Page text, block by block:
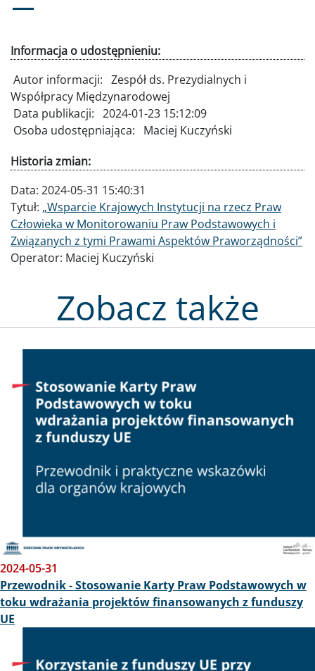
Informacja o udostępnieniu:
Autor informacji: Zespół ds. Prezydialnych i
Współpracy Międzynarodowej
Data publikacji: 2024-01-23 15:12:09
Osoba udostępniająca:
Maciej Kuczyński
Historia zmian:
Data: 2024-05-31 15:40:31
Tytuł: „Wsparcie Krajowych Instytucji na rzecz Praw
Człowieka w Monitorowaniu Praw Podstawowych i
Związanych z tymi Prawami Aspektów Praworządności”
Operator: Maciej Kuczyński
Zobacz także
2024-05-31
Przewodnik - Stosowanie Karty Praw Podstawowych w
toku wdrażania projektów finansowanych z funduszy
UE